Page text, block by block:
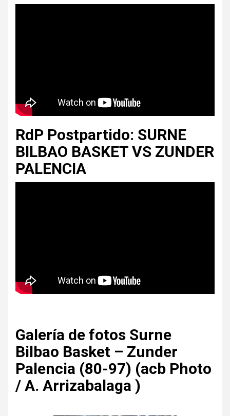
RdP Postpartido: SURNE
BILBAO BASKET VS ZUNDER
PALENCIA
Galería de fotos Surne
Bilbao Basket – Zunder
Palencia (80-97) (acb Photo
/ A. Arrizabalaga )